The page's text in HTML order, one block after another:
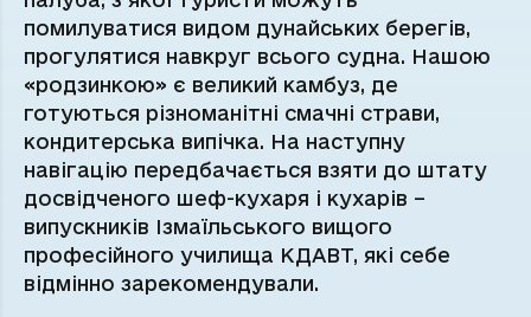
помилуватися видом дунайських берегів,
прогулятися навкруг всього судна. Нашою
«родзинкою» є великий камбуз, де
готуються різноманітні смачні страви,
кондитерська випічка. На наступну
навігацію передбачається взяти до штату
досвідченого шеф-кухаря і кухарів –
випускників Ізмаїльського вищого
професійного училища КДАВТ, які себе
відмінно зарекомендували.